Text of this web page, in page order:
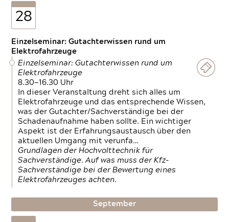
28
Einzelseminar: Gutachterwissen rund um
Elektrofahrzeuge
Einzelseminar: Gutachterwissen rund um
Elektrofahrzeuge
8.30—16.30 Uhr
In dieser Veranstaltung dreht sich alles um
Elektrofahrzeuge und das entsprechende Wissen,
was der Gutachter/Sachverständige bei der
Schadenaufnahme haben sollte. Ein wichtiger
Aspekt ist der Erfahrungsaustausch über den
aktuellen Umgang mit verunfa…
Grundlagen der Hochvolttechnik für
Sachverständige. Auf was muss der Kfz-
Sachverständige bei der Bewertung eines
Elektrofahrzeuges achten.
September